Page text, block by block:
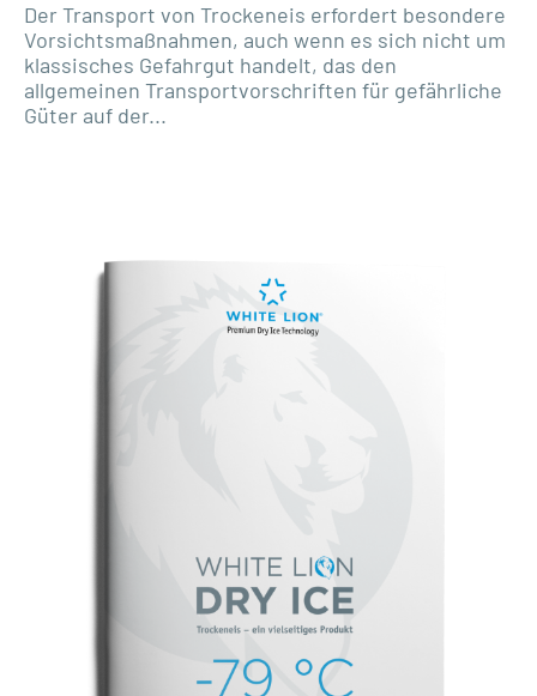
Der Transport von Trockeneis erfordert besondere
Vorsichtsmaßnahmen, auch wenn es sich nicht um
klassisches Gefahrgut handelt, das den
allgemeinen Transportvorschriften für gefährliche
Güter auf der...